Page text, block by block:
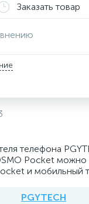
Заказать товар
телефона
Pocket можно
и мобильный
PGYTECH